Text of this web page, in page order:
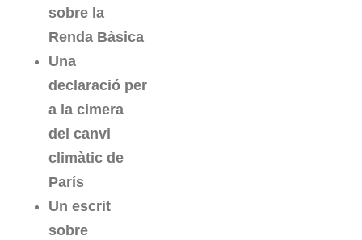
sobre la
Renda Bàsica
Una
declaració per
a la cimera
del canvi
climàtic de
París
Un escrit
sobre